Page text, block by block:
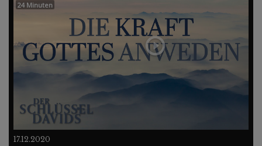
17.12.2020
24 Minuten